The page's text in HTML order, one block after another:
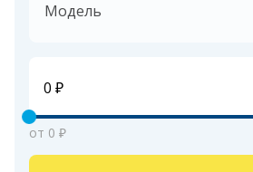
Модель
от 0 ₽